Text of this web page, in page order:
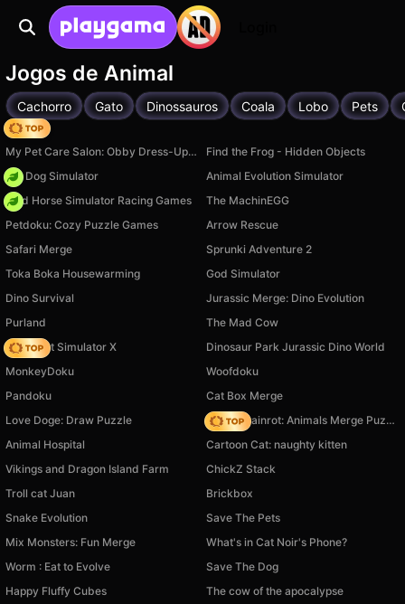
Jogos de Animal
Cachorro Gato Dinossauros Coala Lobo Pets
Hedgies
My Pet Care Salon: Obby Dress-Up 3D
Find the Frog - Hidden Objects
Pet Dog Simulator
Animal Evolution Simulator
Wild Horse Simulator Racing Games
The MachinEGG
Petdoku: Cozy Puzzle Games
Arrow Rescue
Safari Merge
Sprunki Adventure 2
Toka Boka Housewarming
God Simulator
Dino Survival
Jurassic Merge: Dino Evolution
Purland
The Mad Cow
Obby Pet Simulator X
Dinosaur Park Jurassic Dino World
MonkeyDoku
Woofdoku
Pandoku
Cat Box Merge
Love Doge: Draw Puzzle
Italian Brainrot: Animals Merge Puzzle
Animal Hospital
Cartoon Сat: naughty kitten
Vikings and Dragon Island Farm
ChickZ Stack
Troll cat Juan
Brickbox
Snake Evolution
Save The Pets
Mix Monsters: Fun Merge
What's in Cat Noir's Phone?
Worm : Eat to Evolve
Save The Dog
Happy Fluffy Cubes
The cow of the apocalypse